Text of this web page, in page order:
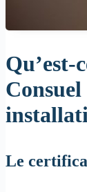
Qu’est-
Consuel
Le